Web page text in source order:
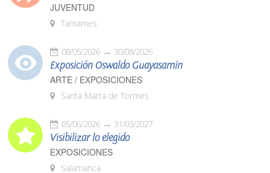
JUVENTUD
Tamames
08/05/2026 30/08/2026
Exposición Oswaldo Guayasamín
ARTE / EXPOSICIONES
Santa Marta de Tormes
05/06/2026 31/03/2027
Visibilizar lo elegido
EXPOSICIONES
Salamanca